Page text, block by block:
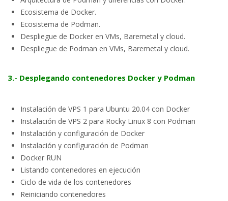
Ecosistema de Docker.
Ecosistema de Podman.
Despliegue de Docker en VMs, Baremetal y cloud.
Despliegue de Podman en VMs, Baremetal y cloud.
3.- Desplegando contenedores Docker y Podman
Instalación de VPS 1 para Ubuntu 20.04 con Docker
Instalación de VPS 2 para Rocky Linux 8 con Podman
Instalación y configuración de Docker
Instalación y configuración de Podman
Docker RUN
Listando contenedores en ejecución
Ciclo de vida de los contenedores
Reiniciando contenedores